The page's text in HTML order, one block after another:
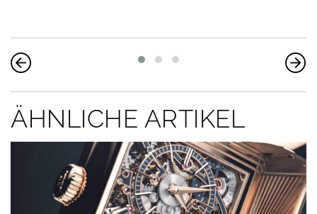
ÄHNLICHE ARTIKEL